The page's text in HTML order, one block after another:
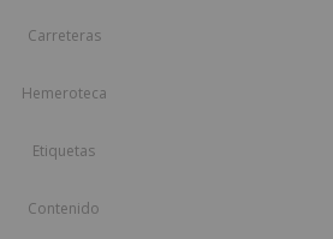
Carreteras
Hemeroteca
Etiquetas
Contenido